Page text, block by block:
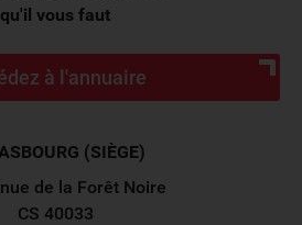
qu'il vous faut
à l'annuaire
(SIÈGE)
de la Forêt Noire
CS 40033